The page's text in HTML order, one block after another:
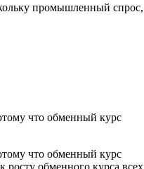
промышленный спрос,
что обменный курс
что обменный курс